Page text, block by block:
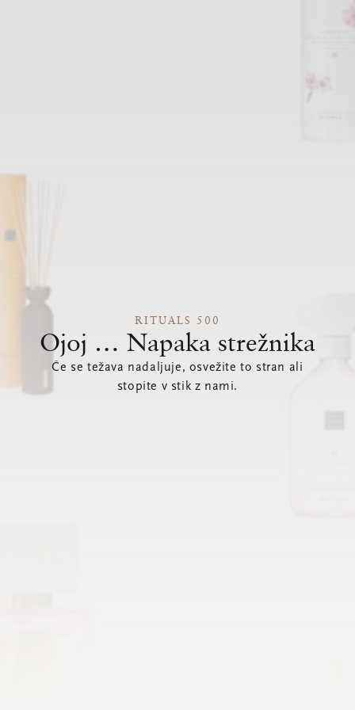
RITUALS 500
Ojoj … Napaka strežnika
Če se težava nadaljuje, osvežite to stran ali
stopite v stik z nami.